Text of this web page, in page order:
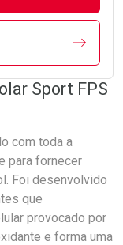
Sport FPS
com toda a
para fornecer
Foi desenvolvido
que
provocado por
e forma uma